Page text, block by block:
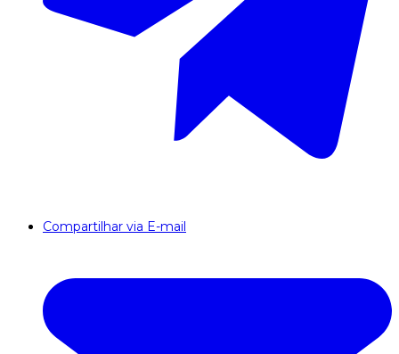
Compartilhar via E-mail